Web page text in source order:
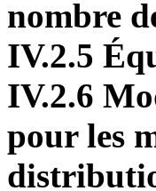
nombre
IV.2.5
IV.2.6
pour les